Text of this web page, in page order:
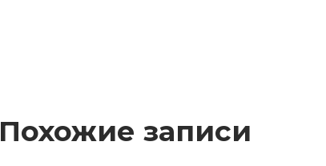
Похожие записи